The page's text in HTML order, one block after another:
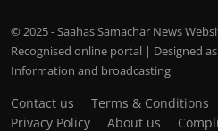
© 2025 - Saahas Samachar News
Recognised online portal | Designed
Information and broadcasting
Contact us Terms & Conditions
Privacy Policy
About us